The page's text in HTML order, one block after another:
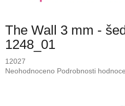
The Wall 3 mm -
1248_01
12027
Průměrné
Neohodnoceno Podrobnosti